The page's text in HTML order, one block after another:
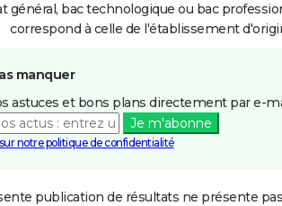
général, bac technologique ou bac
correspond à celle de l'établissement
manquer
astuces et bons plans directement par e-
Je m'abonne
notre politique de confidentialité
publication de résultats ne présente